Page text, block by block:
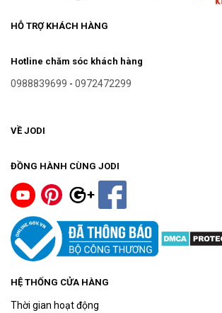
HỖ TRỢ KHÁCH HÀNG
Hotline chăm sóc khách hàng
0988839699 - 0972472299
VỀ JODI
ĐỒNG HÀNH CÙNG JODI
HỆ THỐNG CỬA HÀNG
Thời gian hoạt động